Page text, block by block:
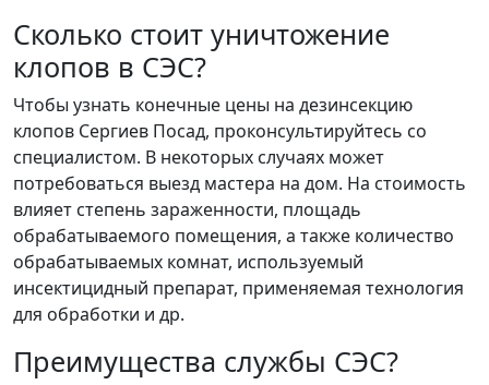
Сколько стоит уничтожение
клопов в СЭС?
Чтобы узнать конечные цены на дезинсекцию
клопов Сергиев Посад, проконсультируйтесь со
специалистом. В некоторых случаях может
потребоваться выезд мастера на дом. На стоимость
влияет степень зараженности, площадь
обрабатываемого помещения, а также количество
обрабатываемых комнат, используемый
инсектицидный препарат, применяемая технология
для обработки и др.
Преимущества службы СЭС?